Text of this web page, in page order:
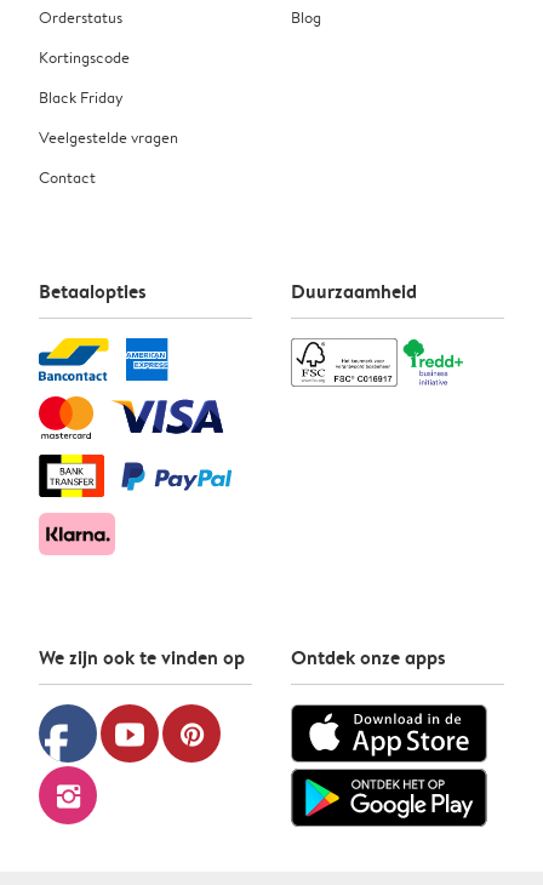
Orderstatus
Kortingscode
Black Friday
Veelgestelde vragen
Contact
Blog
Betaalopties Duurzaamheid
We zijn ook te vinden op
facebook youtube pinterest
instagram
Ontdek onze apps